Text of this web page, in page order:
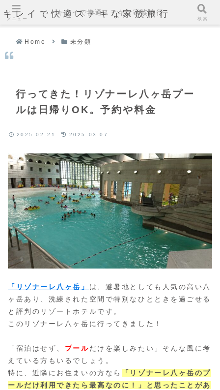
キレイで快適ステキな家族旅行
Home 未分類
行ってきた！リゾナーレ八ヶ岳プー
ルは日帰りOK。予約や料金
2025.02.21 2025.03.07
「リゾナーレ八ヶ岳」 は、避暑地としても人気の高い八
ヶ岳あり、洗練された空間で特別なひとときを過ごせる
と評判のリゾートホテルです。
このリゾナーレ八ヶ岳に行ってきました！
「宿泊はせず、 プールだけを楽しみたい」そんな風に考
えている方もいるでしょう。
特に、近隣にお住まいの方なら
「リゾナーレ八ヶ岳のプ
ールだけ利用できたら最高なのに！」と思ったことがあ
メニュー
キレイで快適ステキな家族旅行
検索